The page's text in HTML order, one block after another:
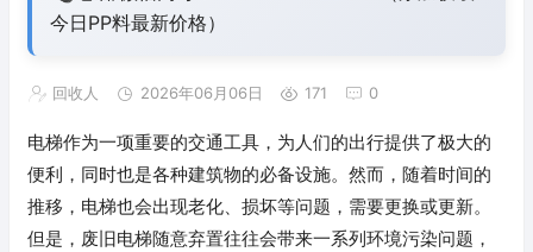
今日PP料最新价格）
回收人 2026年06月06日 171 0
电梯作为一项重要的交通工具，为人们的出行提供了极大的
便利，同时也是各种建筑物的必备设施。然而，随着时间的
推移，电梯也会出现老化、损坏等问题，需要更换或更新。
但是，废旧电梯随意弃置往往会带来一系列环境污染问题，